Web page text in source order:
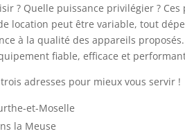
? Quelle puissance privilégier ?
location peut être variable, tout
à la qualité des appareils
fiable, efficace et
trois adresses pour mieux vous servir !
et-Moselle
la Meuse